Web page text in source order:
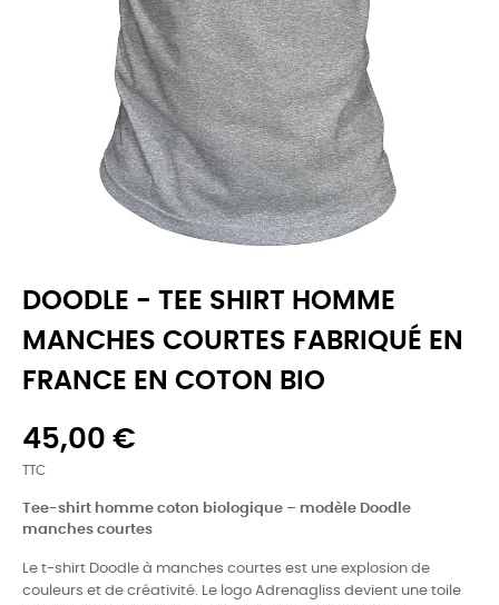
DOODLE - TEE SHIRT HOMME
MANCHES COURTES FABRIQUÉ EN
FRANCE EN COTON BIO
45,00 €
TTC
Tee-shirt homme coton biologique – modèle Doodle
manches courtes
Le t-shirt Doodle à manches courtes est une explosion de
couleurs et de créativité. Le logo Adrenagliss devient une toile